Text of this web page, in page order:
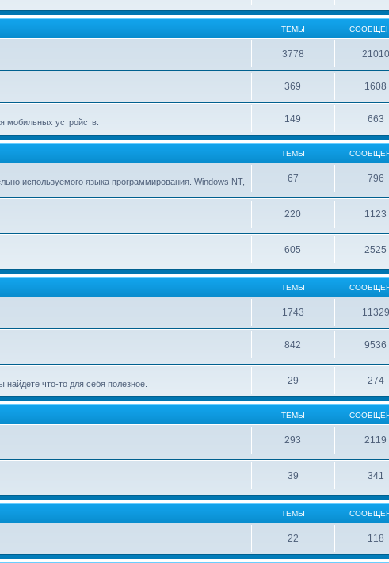
ТЕМЫ
3778 21010
369 1608
мобильных устройств. 149 663
ТЕМЫ
используемого языка программирования. Windows NT,
67 796
220 1123
605 2525
ТЕМЫ
1743 11329
842 9536
что-то для себя полезное. 29 274
ТЕМЫ
293 2119
39 341
ТЕМЫ
22 118